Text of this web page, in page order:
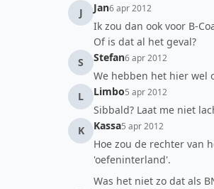
J Jan6 apr 2012
Ik zou dan ook voor B-
Of is dat al het geval?
S
Stefan6 apr 2012
We hebben het hier wel
L
Limbo5 apr 2012
Sibbald? Laat me niet
K
Kassa5 apr 2012
Hoe zou de rechter van
'oefeninterland'.
Was het niet zo dat als